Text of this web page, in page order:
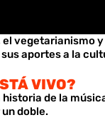
vegetarianismo
aportes a la
VIVO?
de la
doble.